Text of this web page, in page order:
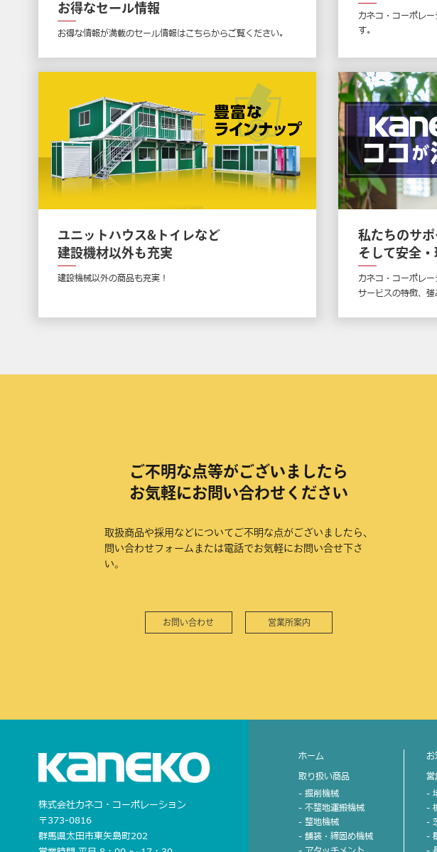
お得なセール情報
お得な情報が満載のセール情報はこちらからご覧ください。
カネコ・コーポレ
す。
ユニットハウス&トイレなど
建設機材以外も充実
建設機械以外の商品も充実！
私たちのサポ
そして安全
カネコ・コーポレ
サービスの特徴、
ご不明な点等がございましたら
お気軽にお問い合わせください
取扱商品や採用などについてご不明な点がございましたら、
問い合わせフォームまたは電話でお気軽にお問い合せ下さ
い。
お問い合わせ 営業所案内
株式会社カネコ・コーポレーション
〒373-0816
群馬県太田市東矢島町202
ホーム
取り扱い商品
- 掘削機械
- 不整地運搬機械
- 整地機械
- 舗装・締固め機械
営
-
-
-
-